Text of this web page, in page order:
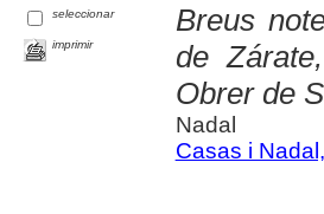
seleccionar
imprimir
Breus
de
Obrer de
Nadal
Casas i